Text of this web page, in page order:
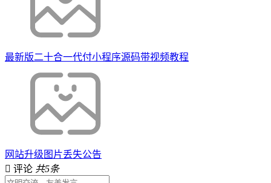
最新版二十合一代付小程序源码带视频教程
网站升级图片丢失公告
评论 共5条